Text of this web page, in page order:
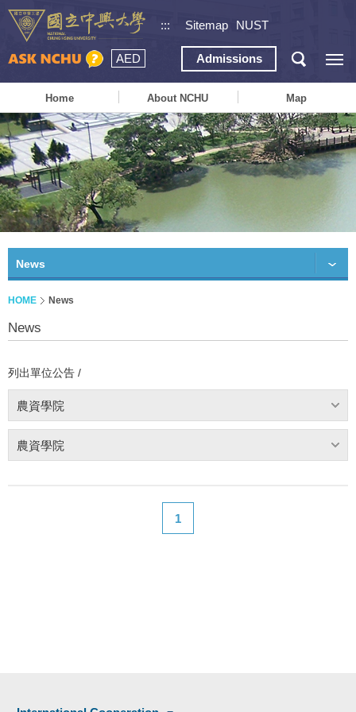
::: Sitemap NUST
AED Admissions
Home About NCHU Map
News
HOME News
News
列出單位公告 /
農資學院
農資學院
1